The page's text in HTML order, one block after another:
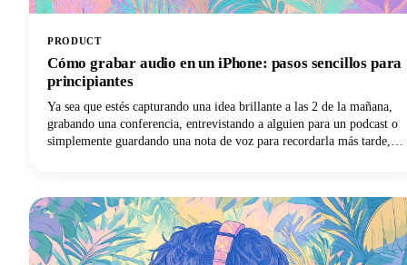
PRODUCT
Cómo grabar audio en un iPhone: pasos sencillos para
principiantes
Ya sea que estés capturando una idea brillante a las 2 de la mañana,
grabando una conferencia, entrevistando a alguien para un podcast o
simplemente guardando una nota de voz para recordarla más tarde,